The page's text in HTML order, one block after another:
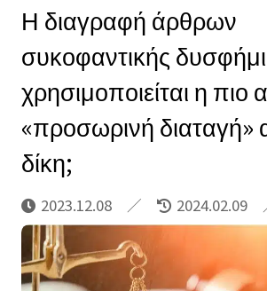
Η διαγραφή άρθρων
συκοφαντικής
χρησιμοποιείται η πιο
«προσωρινή διαταγή»
δίκη;
2023.12.08 2024.02.09